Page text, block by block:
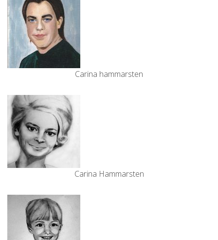
Carina hammarsten
Carina Hammarsten